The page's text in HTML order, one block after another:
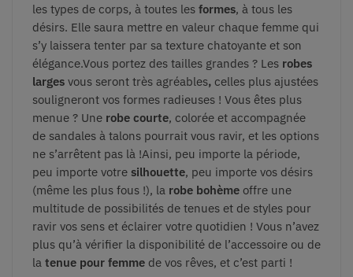
les types de corps, à toutes les formes, à tous les
désirs. Elle saura mettre en valeur chaque femme qui
s’y laissera tenter par sa texture chatoyante et son
élégance.Vous portez des tailles grandes ? Les robes
larges vous seront très agréables, celles plus ajustées
souligneront vos formes radieuses ! Vous êtes plus
menue ? Une robe courte, colorée et accompagnée
de sandales à talons pourrait vous ravir, et les options
ne s’arrêtent pas là !Ainsi, peu importe la période,
peu importe votre silhouette, peu importe vos désirs
(même les plus fous !), la robe bohème offre une
multitude de possibilités de tenues et de styles pour
ravir vos sens et éclairer votre quotidien ! Vous n’avez
plus qu’à vérifier la disponibilité de l’accessoire ou de
la tenue pour femme de vos rêves, et c’est parti !